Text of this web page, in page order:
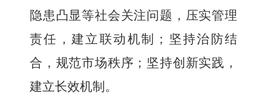
隐患凸显等社会关注问题，压实管理
责任，建立联动机制；坚持治防结
合，规范市场秩序；坚持创新实践，
建立长效机制。